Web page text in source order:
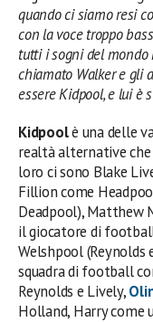
quando ci siamo resi
con la voce troppo
tutti i sogni del
chiamato Walker e gli
essere Kidpool, e lui è
Kidpoolè una delle
realtà alternative che
loro ci sono Blake
Fillion come
Deadpool), Matthew
il giocatore di
Welshpool (Reynolds
squadra di football
Reynolds e Lively,
Holland, Harry come